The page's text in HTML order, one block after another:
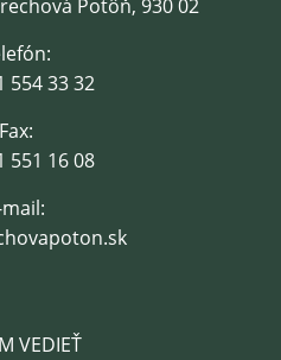
VEDIEŤ
Potôň, 930 02
554 33 32
Fax:
551 16 08
mail: